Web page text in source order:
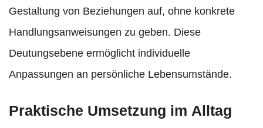
Gestaltung von Beziehungen auf, ohne konkrete
Handlungsanweisungen zu geben. Diese
Deutungsebene ermöglicht individuelle
Anpassungen an persönliche Lebensumstände.
Praktische Umsetzung im Alltag